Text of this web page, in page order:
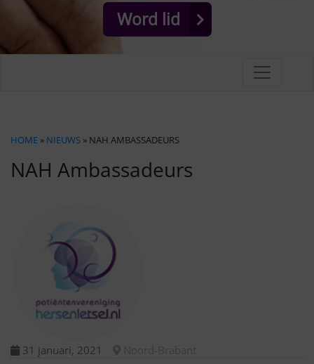
Word lid
HOME » NIEUWS » NAH AMBASSADEURS
NAH Ambassadeurs
31 januari, 2021